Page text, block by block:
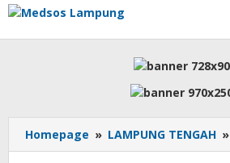
Skip
content
Homepage » LAMPUNG TENGAH »